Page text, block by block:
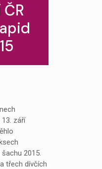
13. září
2015.
třech dívčích